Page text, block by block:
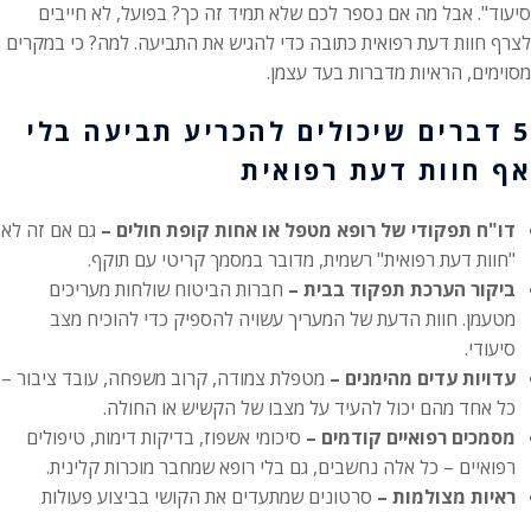
סיעוד". אבל מה אם נספר לכם שלא תמיד זה כך? בפועל, לא חייבים
לצרף חוות דעת רפואית כתובה כדי להגיש את התביעה. למה? כי במקרים
מסוימים, הראיות מדברות בעד עצמן.
5 דברים שיכולים להכריע תביעה בלי
אף חוות דעת רפואית
דו"ח תפקודי של רופא מטפל או אחות קופת חולים – גם אם זה לא
"חוות דעת רפואית" רשמית, מדובר במסמך קריטי עם תוקף.
ביקור הערכת תפקוד בבית – חברות הביטוח שולחות מעריכים
מטעמן. חוות הדעת של המעריך עשויה להספיק כדי להוכיח מצב
סיעודי.
עדויות עדים מהימנים – מטפלת צמודה, קרוב משפחה, עובד ציבור –
כל אחד מהם יכול להעיד על מצבו של הקשיש או החולה.
מסמכים רפואיים קודמים – סיכומי אשפוז, בדיקות דימות, טיפולים
רפואיים – כל אלה נחשבים, גם בלי רופא שמחבר מוכרות קלינית.
ראיות מצולמות – סרטונים שמתעדים את הקושי בביצוע פעולות